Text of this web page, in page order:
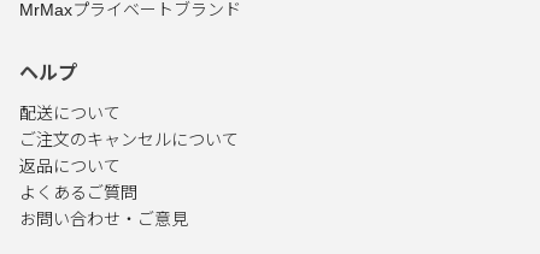
MrMaxプライベートブランド
ヘルプ
配送について
ご注文のキャンセルについて
返品について
よくあるご質問
お問い合わせ・ご意見